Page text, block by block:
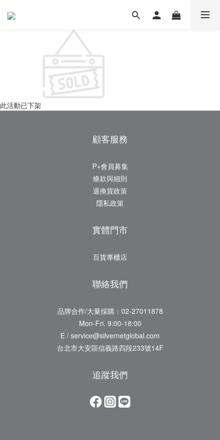
此活動已下架
顧客服務
P+會員募集
條款與細則
退換貨政策
隱私政策
實體門市
百貨專櫃店
聯絡我們
品牌合作/大量採購：02-27011878
Mon-Fri. 9:00-18:00
E / service@silvernetglobal.com
台北市大安區信義路四段233號14F
追蹤我們